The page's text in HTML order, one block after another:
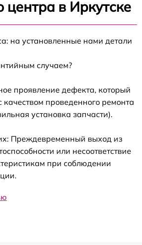
центра в Иркутске
на установленные нами детали
случаем?
проявление дефекта, который
проведенного ремонта
установка запчасти).
Преждевременный выход из
или несоответствие
при соблюдении